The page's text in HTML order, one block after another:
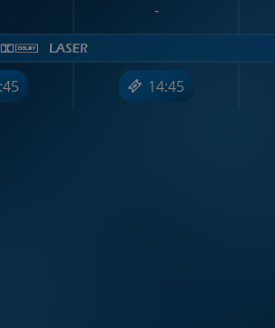
-
14:45